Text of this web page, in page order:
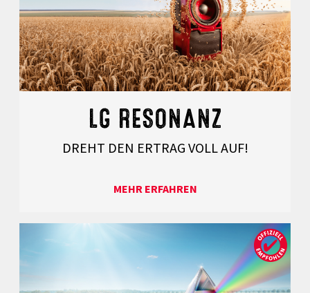
LG RESONANZ
DREHT DEN ERTRAG VOLL AUF!
MEHR ERFAHREN